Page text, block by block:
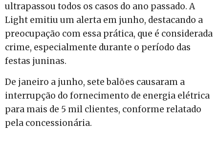
ultrapassou todos os casos do ano passado. A
Light emitiu um alerta em junho, destacando a
preocupação com essa prática, que é considerada
crime, especialmente durante o período das
festas juninas.
De janeiro a junho, sete balões causaram a
interrupção do fornecimento de energia elétrica
para mais de 5 mil clientes, conforme relatado
pela concessionária.